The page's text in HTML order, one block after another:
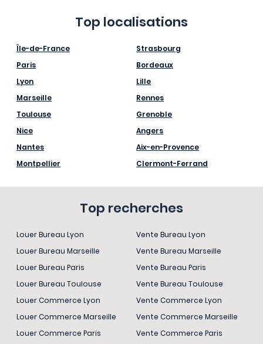
Top localisations
Île-de-France
Paris
Lyon
Marseille
Toulouse
Nice
Nantes
Montpellier
Strasbourg
Bordeaux
Lille
Rennes
Grenoble
Angers
Aix-en-Provence
Clermont-Ferrand
Top recherches
Louer Bureau Lyon
Louer Bureau Marseille
Louer Bureau Paris
Louer Bureau Toulouse
Louer Commerce Lyon
Louer Commerce Marseille
Louer Commerce Paris
Vente Bureau Lyon
Vente Bureau Marseille
Vente Bureau Paris
Vente Bureau Toulouse
Vente Commerce Lyon
Vente Commerce Marseille
Vente Commerce Paris